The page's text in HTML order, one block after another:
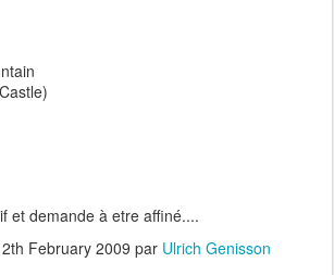
et demande à etre affiné....
February 2009 par Ulrich Genisson